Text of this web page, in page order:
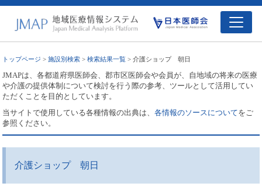
トップページ >施設別検索 >検索結果一覧 > 介護ショップ 朝日
JMAPは、各都道府県医師会、郡市区医師会や会員が、自地域の将来の医療
や介護の提供体制について検討を行う際の参考、ツールとして活用してい
ただくことを目的としています。
当サイトで使用している各種情報の出典は、各情報のソースについてをご
参照ください。
介護ショップ 朝日